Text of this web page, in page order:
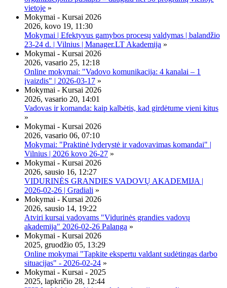
vietoje »
Mokymai - Kursai 2026
2026, kovo 19, 11:30
Mokymai | Efektyvus gamybos procesų valdymas | balandžio
23-24 d. | Vilnius | Manager.LT Akademija »
Mokymai - Kursai 2026
2026, vasario 25, 12:18
Online mokymai: "Vadovo komunikacija: 4 kanalai – 1
įvaizdis" | 2026-03-17 »
Mokymai - Kursai 2026
2026, vasario 20, 14:01
Vadovas ir komanda: kaip kalbėtis, kad girdėtume vieni kitus
»
Mokymai - Kursai 2026
2026, vasario 06, 07:10
Mokymai: "Praktinė lyderystė ir vadovavimas komandai" |
Vilnius | 2026 kovo 26-27 »
Mokymai - Kursai 2026
2026, sausio 16, 12:27
VIDURINĖS GRANDIES VADOVŲ AKADEMIJA |
2026-02-26 | Gradiali »
Mokymai - Kursai 2026
2026, sausio 14, 19:22
Atviri kursai vadovams "Vidurinės grandies vadovų
akademija" 2026-02-26 Palanga »
Mokymai - Kursai 2026
2025, gruodžio 05, 13:29
Online mokymai "Tapkite ekspertu valdant sudėtingas darbo
situacijas" - 2026-02-24 »
Mokymai - Kursai - 2025
2025, lapkričio 28, 12:44